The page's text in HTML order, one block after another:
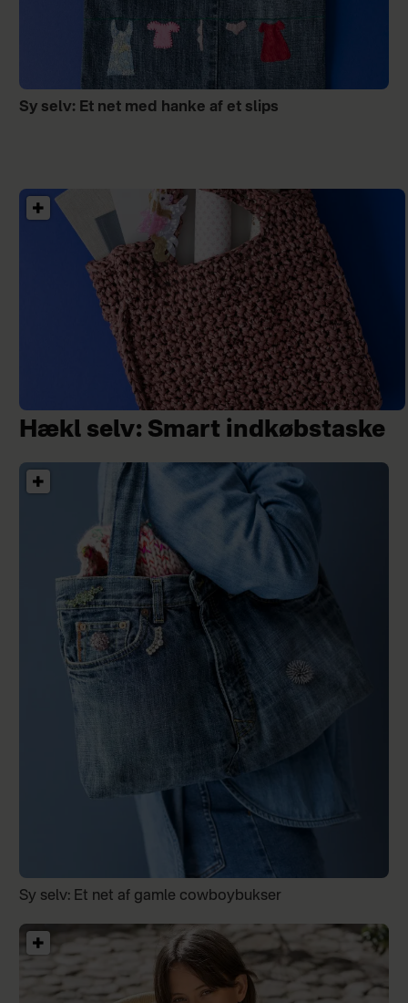
Sy selv: Et net med hanke af et slips
Hækl selv: Smart indkøbstaske
Sy selv: Et net af gamle cowboybukser